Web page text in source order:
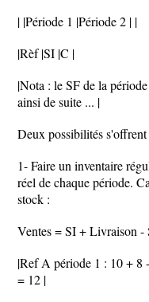
| |Période 1 |Période 2 | |
|Rèf |SI |C |
|Nota : le SF de la
ainsi de suite ... |
Deux possibilités
1- Faire un inventaire
réel de chaque période.
stock :
Ventes = SI + Livraison -
|Ref A période 1 : 10 + 8
= 12 |